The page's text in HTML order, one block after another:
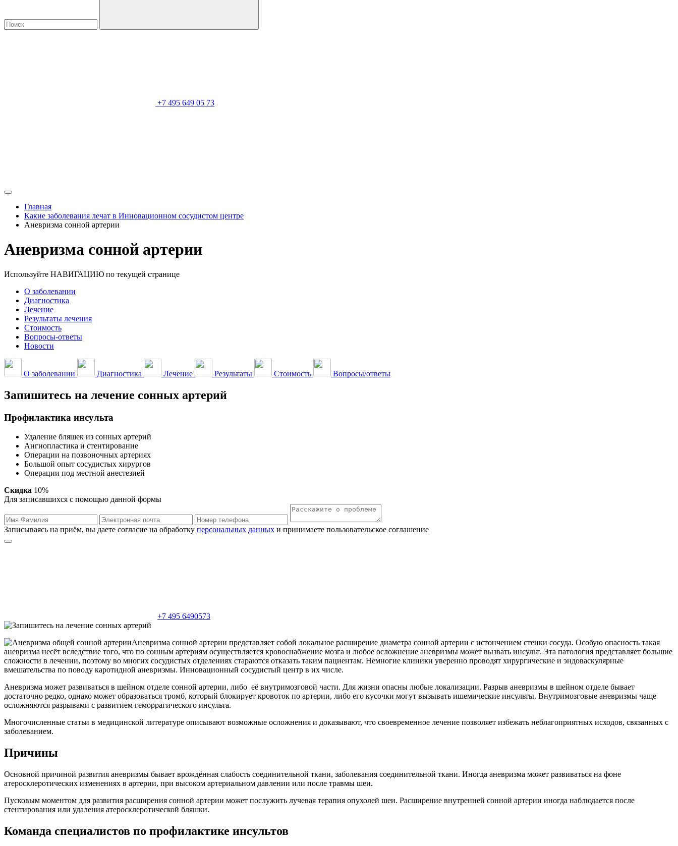
+7 495 649 05 73
Главная
Какие заболевания лечат в Инновационном сосудистом центре
Аневризма сонной артерии
Аневризма сонной артерии
Используйте НАВИГАЦИЮ по текущей странице
О заболевании
Диагностика
Лечение
Результаты лечения
Стоимость
Вопросы-ответы
Новости
О заболевании Диагностика Лечение Результаты Стоимость Вопросы/ответы
Запишитесь на лечение сонных артерий
Профилактика инсульта
Удаление бляшек из сонных артерий
Ангиопластика и стентирование
Операции на позвоночных артериях
Большой опыт сосудистых хирургов
Операции под местной анестезией
Скидка 10%
Для записавшихся с помощью данной формы
Записываясь на приём, вы даете согласие на обработку персональных данных и принимаете пользовательское соглашение
+7 495 6490573
Аневризма сонной артерии представляет собой локальное расширение диаметра сонной артерии с истончением стенки сосуда. Особую опасность такая
аневризма несёт вследствие того, что по сонным артериям осуществляется кровоснабжение мозга и любое осложнение аневризмы может вызвать инсульт. Эта патология представляет большие
сложности в лечении, поэтому во многих сосудистых отделениях стараются отказать таким пациентам. Немногие клиники уверенно проводят хирургические и эндоваскулярные
вмешательства по поводу каротидной аневризмы. Инновационный сосудистый центр в их числе.
Аневризма может развиваться в шейном отделе сонной артерии, либо её внутримозговой части. Для жизни опасны любые локализации. Разрыв аневризмы в шейном отделе бывает
достаточно редко, однако может образоваться тромб, который блокирует кровоток по артерии, либо его кусочки могут вызывать ишемические инсульты. Внутримозговые аневризмы чаще
осложняются разрывами с развитием геморрагического инсульта.
Многочисленные статьи в медицинской литературе описывают возможные осложнения и доказывают, что своевременное лечение позволяет избежать неблагоприятных исходов, связанных с
заболеванием.
Причины
Основной причиной развития аневризмы бывает врождённая слабость соединительной ткани, заболевания соединительной ткани. Иногда аневризма может развиваться на фоне
атеросклеротических изменениях в артерии, при высоком артериальном давлении или после травмы шеи.
Пусковым моментом для развития расширения сонной артерии может послужить лучевая терапия опухолей шеи. Расширение внутренней сонной артерии иногда наблюдается после
стентирования или удаления атеросклеротической бляшки.
Команда специалистов по профилактике инсультов